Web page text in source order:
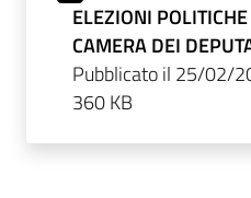
ELEZIONI
CAMERA DEI
Pubblicato il 25/02/
360 KB